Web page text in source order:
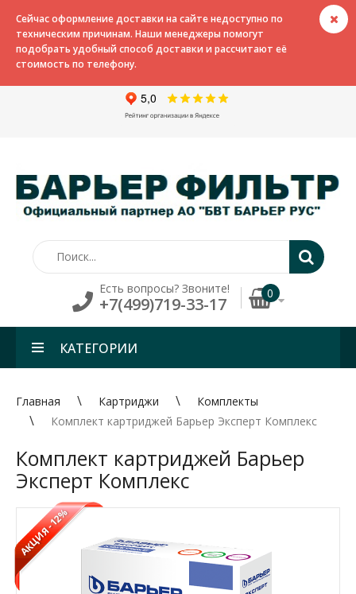
Сейчас оформление доставки на сайте недоступно по
техническим причинам. Наши менеджеры помогут
подобрать удобный способ доставки и рассчитают её
стоимость по телефону.
Есть вопросы? Звоните!
+7(499)719-33-17
0
КАТЕГОРИИ
Главная Картриджи
Комплекты
Комплект картриджей Барьер Эксперт Комплекс
Комплект картриджей Барьер
Эксперт Комплекс
АКЦИЯ
-12%